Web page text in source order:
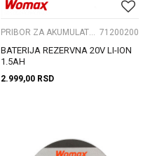
71200200
BATERIJA REZERVNA 20V LI-ION
1.5AH
2.999,00 RSD